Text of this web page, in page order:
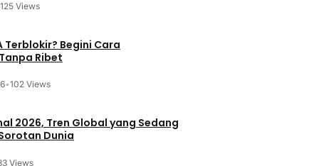
125 Views
Terblokir? Begini Cara
Ribet
•102 Views
2026, Tren Global yang Sedang
Dunia
Views